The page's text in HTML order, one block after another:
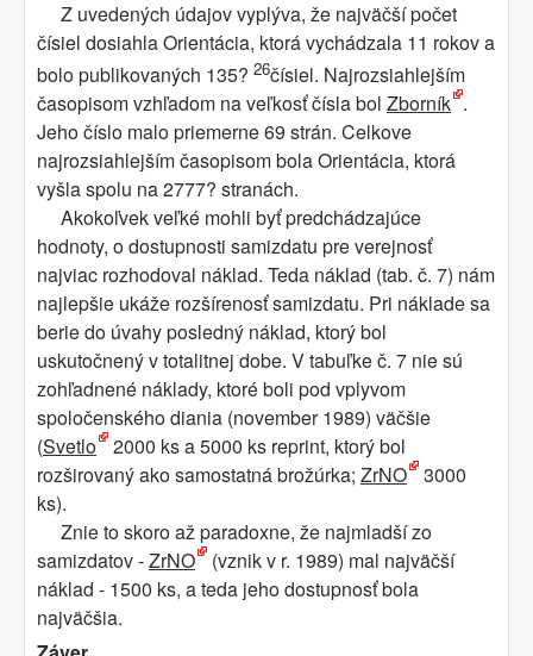
Z uvedených údajov vyplýva, že najväčší počet
čísiel dosiahla Orientácia, ktorá vychádzala 11 rokov a
bolo publikovaných 135? 26čísiel. Najrozsiahlejším
časopisom vzhľadom na veľkosť čísla bol Zborník .
Jeho číslo malo priemerne 69 strán. Celkove
najrozsiahlejším časopisom bola Orientácia, ktorá
vyšla spolu na 2777? stranách.
Akokoľvek veľké mohli byť predchádzajúce
hodnoty, o dostupnosti samizdatu pre verejnosť
najviac rozhodoval náklad. Teda náklad (tab. č. 7) nám
najlepšie ukáže rozšírenosť samizdatu. Pri náklade sa
berie do úvahy posledný náklad, ktorý bol
uskutočnený v totalitnej dobe. V tabuľke č. 7 nie sú
zohľadnené náklady, ktoré boli pod vplyvom
spoločenského diania (november 1989) väčšie
(Svetlo
2000 ks a 5000 ks reprint, ktorý bol
rozširovaný ako samostatná brožúrka; ZrNO
3000
ks).
Znie to skoro až paradoxne, že najmladší zo
samizdatov -ZrNO
(vznik v r. 1989) mal najväčší
náklad - 1500 ks, a teda jeho dostupnosť bola
najväčšia.